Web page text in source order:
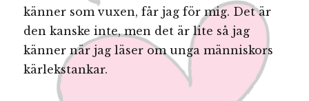
känner som vuxen, får jag för mig. Det är
den kanske inte, men det är lite så jag
känner när jag läser om unga människors
kärlekstankar.